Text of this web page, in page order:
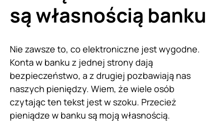
są własnością banku
Nie zawsze to, co elektroniczne jest wygodne.
Konta w banku z jednej strony dają
bezpieczeństwo, a z drugiej pozbawiają nas
naszych pieniędzy. Wiem, że wiele osób
czytając ten tekst jest w szoku. Przecież
pieniądze w banku są moją własnością.